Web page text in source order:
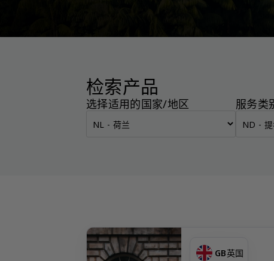
检索产品
选择适用的国家/地区 服务类
GB英国